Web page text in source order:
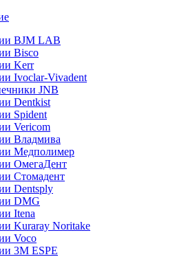
BJM LAB
Bisco
Kerr
Ivoclar-Vivadent
JNB
Dentkist
Spident
Vericom
Владмива
Медполимер
ОмегаДент
Стомадент
Dentsply
DMG
Itena
Kuraray Noritake
Voco
3M ESPE